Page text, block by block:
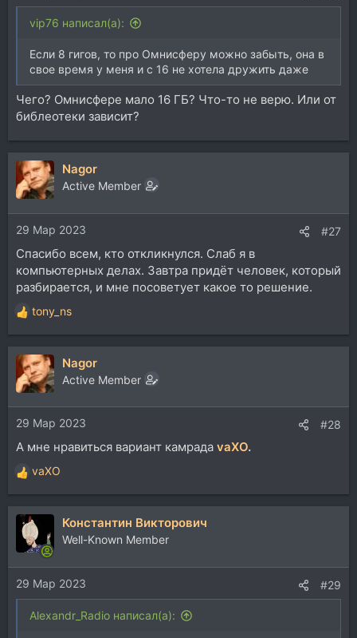
vip76 написал(а):
Если 8 гигов, то про Омнисферу можно забыть, она в
свое время у меня и с 16 не хотела дружить даже
Чего? Омнисфере мало 16 ГБ? Что-то не верю. Или от
библеотеки зависит?
Nagor
Active Member
29 Мар 2023 #27
Спасибо всем, кто откликнулся. Слаб я в
компьютерных делах. Завтра придёт человек, который
разбирается, и мне посоветует какое то решение.
Р
е
а
к
ц
и
и
:
tony_ns
Nagor
Active Member
29 Мар 2023 #28
А мне нравиться вариант камрада vaXO.
Р
е
а
ц
и
и
:
vaXO
Константин Викторович
Well-Known Member
29 Мар 2023 #29
Alexandr_Radio написал(а):